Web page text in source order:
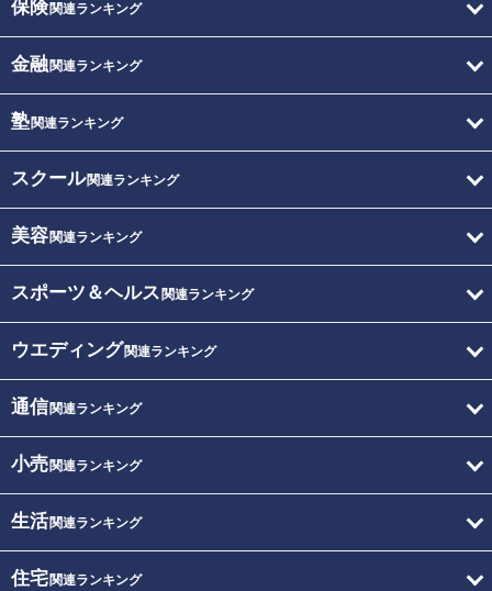
保険関連ランキング
金融関連ランキング
塾関連ランキング
スクール関連ランキング
美容関連ランキング
スポーツ＆ヘルス 関連ランキング
ウエディング関連ランキング
通信関連ランキング
小売関連ランキング
生活関連ランキング
住宅関連ランキング